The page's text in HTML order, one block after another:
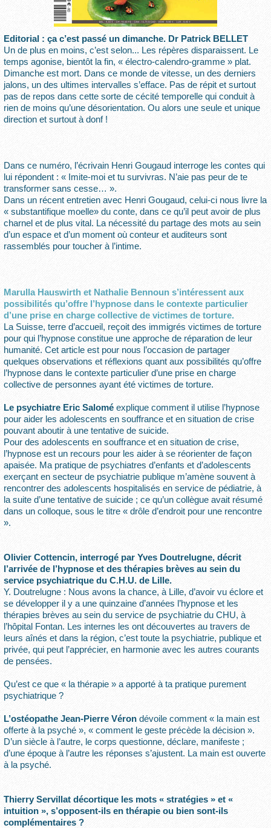
Editorial : ça c’est passé un dimanche. Dr Patrick BELLET
Un de plus en moins, c’est selon... Les répères disparaissent. Le
temps agonise, bientôt la fin, « électro-calendro-gramme » plat.
Dimanche est mort. Dans ce monde de vitesse, un des derniers
jalons, un des ultimes intervalles s’efface. Pas de répit et surtout
pas de repos dans cette sorte de cécité temporelle qui conduit à
rien de moins qu’une désorientation. Ou alors une seule et unique
direction et surtout à donf !
Dans ce numéro, l’écrivain Henri Gougaud interroge les contes qui
lui répondent : « Imite-moi et tu survivras. N’aie pas peur de te
transformer sans cesse… ».
Dans un récent entretien avec Henri Gougaud, celui-ci nous livre la
« substantifique moelle» du conte, dans ce qu’il peut avoir de plus
charnel et de plus vital. La nécessité du partage des mots au sein
d’un espace et d’un moment où conteur et auditeurs sont
rassemblés pour toucher à l’intime.
Marulla Hauswirth et Nathalie Bennoun s’intéressent aux
possibilités qu’offre l’hypnose dans le contexte particulier
d’une prise en charge collective de victimes de torture.
La Suisse, terre d’accueil, reçoit des immigrés victimes de torture
pour qui l’hypnose constitue une approche de réparation de leur
humanité. Cet article est pour nous l’occasion de partager
quelques observations et réflexions quant aux possibilités qu’offre
l’hypnose dans le contexte particulier d’une prise en charge
collective de personnes ayant été victimes de torture.
Le psychiatre Eric Salomé explique comment il utilise l’hypnose
pour aider les adolescents en souffrance et en situation de crise
pouvant aboutir à une tentative de suicide.
Pour des adolescents en souffrance et en situation de crise,
l’hypnose est un recours pour les aider à se réorienter de façon
apaisée. Ma pratique de psychiatres d’enfants et d’adolescents
exerçant en secteur de psychiatrie publique m’amène souvent à
rencontrer des adolescents hospitalisés en service de pédiatrie, à
la suite d’une tentative de suicide ; ce qu’un collègue avait résumé
dans un colloque, sous le titre « drôle d’endroit pour une rencontre
».
Olivier Cottencin, interrogé par Yves Doutrelugne, décrit
l’arrivée de l’hypnose et des thérapies brèves au sein du
service psychiatrique du C.H.U. de Lille.
Y. Doutrelugne : Nous avons la chance, à Lille, d’avoir vu éclore et
se développer il y a une quinzaine d’années l’hypnose et les
thérapies brèves au sein du service de psychiatrie du CHU, à
l’hôpital Fontan. Les internes les ont découvertes au travers de
leurs aînés et dans la région, c’est toute la psychiatrie, publique et
privée, qui peut l’apprécier, en harmonie avec les autres courants
de pensées.
Qu’est ce que « la thérapie » a apporté à ta pratique purement
psychiatrique ?
L’ostéopathe Jean-Pierre Véron dévoile comment « la main est
offerte à la psyché », « comment le geste précède la décision ».
D’un siècle à l’autre, le corps questionne, déclare, manifeste ;
d’une époque à l’autre les réponses s’ajustent. La main est ouverte
à la psyché.
Thierry Servillat décortique les mots « stratégies » et «
intuition », s’opposent-ils en thérapie ou bien sont-ils
complémentaires ?